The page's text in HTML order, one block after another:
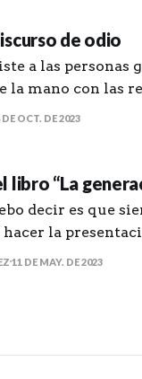
de odio
a las
la mano con las
maldad.
DE OCT. DE 2023
libro “La
decir es que
la
del amigo
11 DE MAY. DE 2023